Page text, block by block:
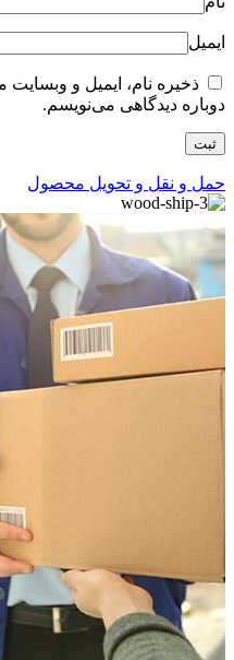
ایمیل
ذخیره نام، ایمیل و
دوباره دیدگاهی می‌نویسم.
حمل و نقل و تحویل محصول